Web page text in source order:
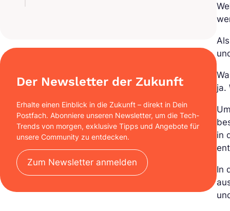
Der Newsletter der Zukunft
Erhalte einen Einblick in die Zukunft – direkt in Dein
Postfach. Abonniere unseren Newsletter, um die Tech-
Trends von morgen, exklusive Tipps und Angebote für
unsere Community zu entdecken.
Zum Newsletter anmelden
ja.
in
In